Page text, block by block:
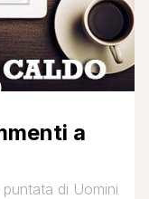
a
di Uomini